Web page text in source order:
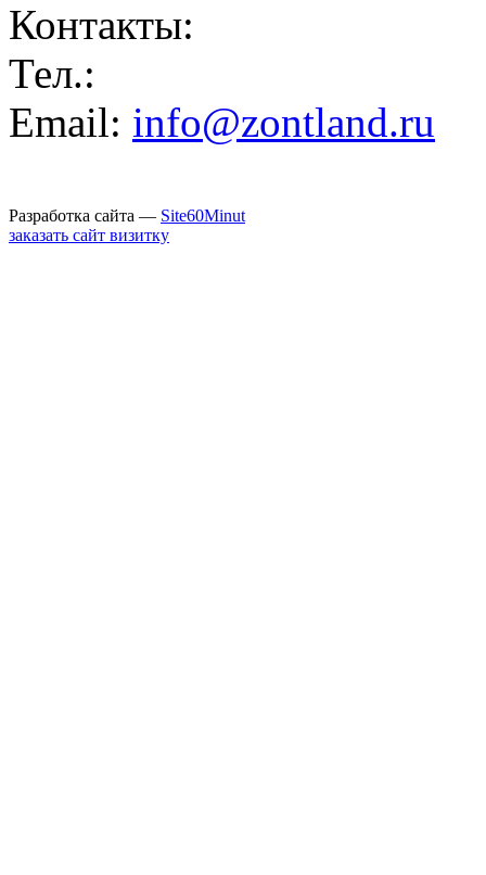
Контакты:
Тел.:
Email: info@zontland.ru
Разработка сайта — Site60Minut
заказать сайт визитку